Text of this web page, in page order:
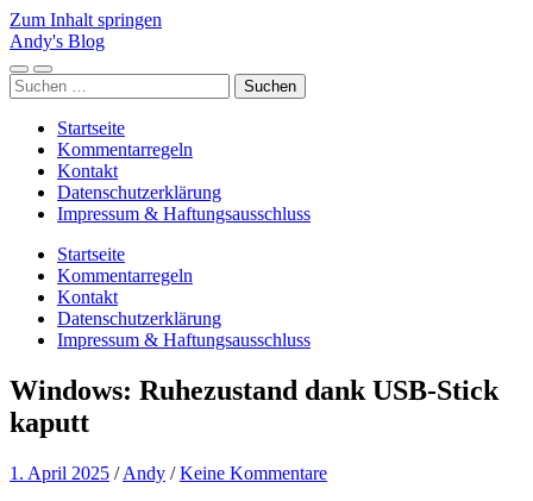
Zum Inhalt springen
Andy's Blog
Mobile-
Menü
Suchfeld
ein-/ausblenden
Suchen
nach:
Startseite
Kommentarregeln
Kontakt
Datenschutzerklärung
Impressum & Haftungsausschluss
Startseite
Kommentarregeln
Kontakt
Datenschutzerklärung
Impressum & Haftungsausschluss
Windows: Ruhezustand dank USB-Stick
kaputt
1. April 2025 /Andy /Keine Kommentare